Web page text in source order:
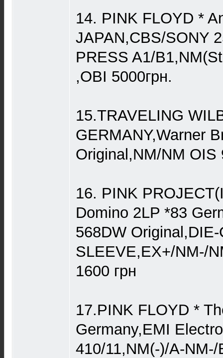
14. PINK FLOYD *
JAPAN,CBS/SONY
PRESS A1/
,OBI 5000грн.
15.TRAVELING
GERMANY,Warner
Original,NM/NM OIS
16. PINK
Domino 2LP *83
568DW
SLEEVE,EX+/NM-/
1600 грн
17.PINK FLOYD *
Germany,EMI
410/11,NM(-)/A-